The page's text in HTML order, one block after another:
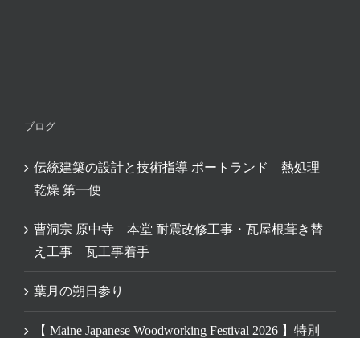
ブログ
伝統建築の設計と技術指導 ポートランド 熱処理
乾燥 第一便
曹洞宗 原中寺 本堂 耐震改修工事・瓦屋根葺き替
え工事 瓦工事着手
葉月の朔日参り
【 Maine Japanese Woodworking Festival 2026 】特別